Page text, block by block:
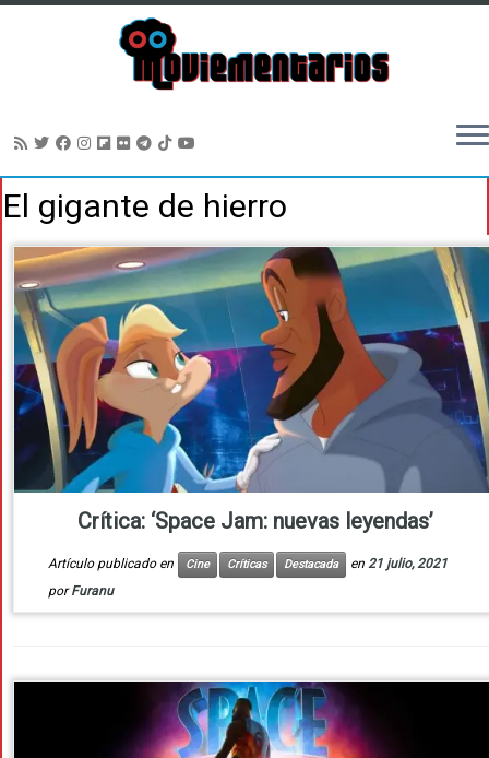
Saltar
alEl gigante de hierro
Crítica: ‘Space Jam: nuevas leyendas’
Artículo publicado en Cine Críticas Destacada en 21 julio, 2021
porFuranu